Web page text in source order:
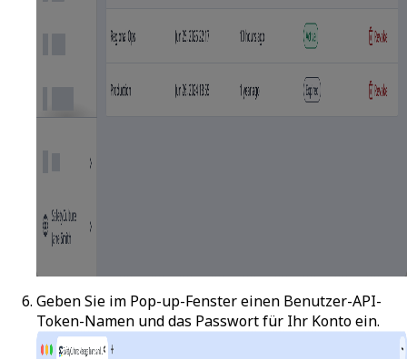
Geben Sie im Pop-up-Fenster einen Benutzer-API-
Token-Namen und das Passwort für Ihr Konto ein.